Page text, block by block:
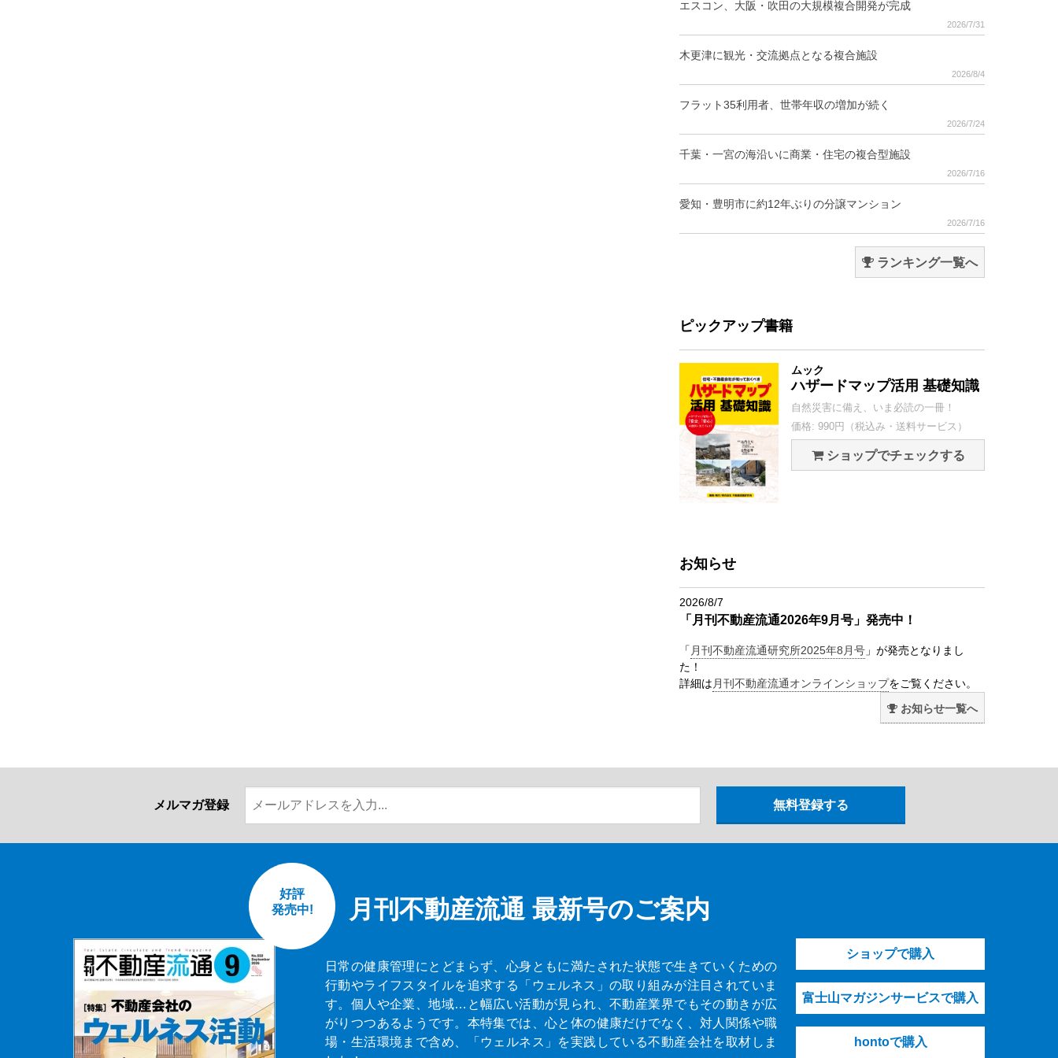
エスコン、大阪・吹田の大規模複合開発が完成
2026/7/31
木更津に観光・交流拠点となる複合施設
2026/8/4
フラット35利用者、世帯年収の増加が続く
2026/7/24
千葉・一宮の海沿いに商業・住宅の複合型施設
2026/7/16
愛知・豊明市に約12年ぶりの分譲マンション
2026/7/16
ランキング一覧へ
ピックアップ書籍
ムック
ハザードマップ活用 基礎知識
自然災害に備え、いま必読の一冊！
価格: 990円（税込み・送料サービス）
ショップでチェックする
お知らせ
2026/8/7
「月刊不動産流通2026年9月号」発売中！
「 月刊不動産流通研究所2025年8月号 」が発売となりまし
た！
詳細は 月刊不動産流通オンラインショップをご覧ください。
お知らせ一覧へ
メルマガ登録
月刊不動産流通 最新号のご案内
好評
発売中!
日常の健康管理にとどまらず、心身ともに満たされた状態で生きていくための
行動やライフスタイルを追求する「ウェルネス」の取り組みが注目されていま
す。個人や企業、地域…と幅広い活動が見られ、不動産業界でもその動きが広
がりつつあるようです。本特集では、心と体の健康だけでなく、対人関係や職
場・生活環境まで含め、「ウェルネス」を実践している不動産会社を取材しま
ショップで購入
富士山マガジンサービスで購入
hontoで購入